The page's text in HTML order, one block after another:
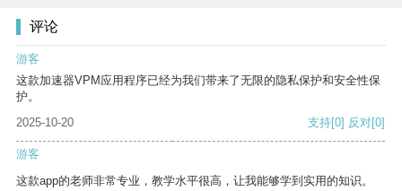
评论
游客
这款加速器VPM应用程序已经为我们带来了无限的隐私保护和安全性保
护。
2025-10-20
支持[0] 反对[0]
游客
这款app的老师非常专业，教学水平很高，让我能够学到实用的知识。